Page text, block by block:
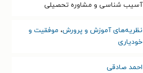
آسیب شناسی و مشاوره تحصیلی
نظریه‌های آموزش و پرورش، موفقیت و
خودیاری
احمد صادقی